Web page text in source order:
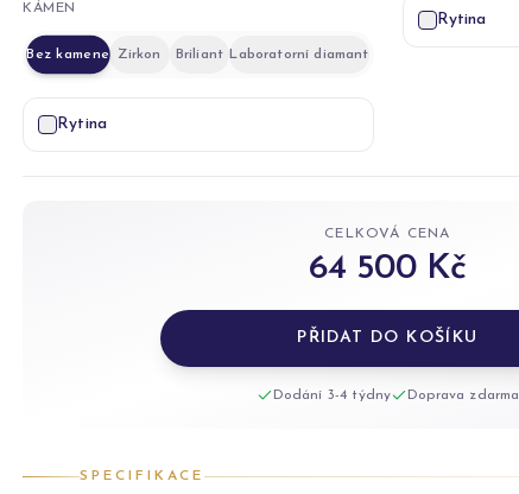
KÁMEN
Bez kamene Zirkon Briliant Laboratorní diamant
Rytina
Rytina
CELKOVÁ CENA
64 500 Kč
PŘIDAT DO KOŠÍKU
Dodání 3-4 týdny Doprava zdarma
SPECIFIKACE